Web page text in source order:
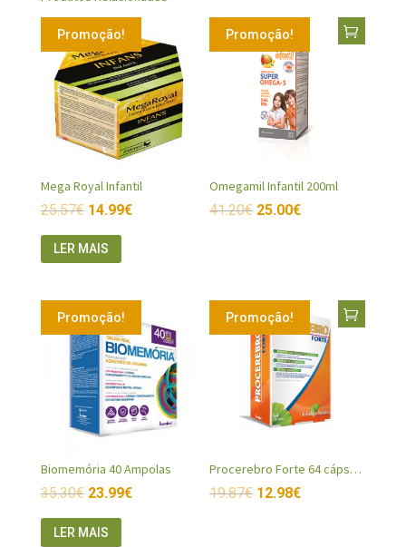
Promoção!
Mega Royal Infantil
25.57€ 14.99€
LER MAIS
Promoção!
Omegamil Infantil 200ml
41.20€ 25.00€
Promoção!
Biomemória 40 Ampolas
35.30€ 23.99€
LER MAIS
Promoção!
Procerebro Forte 64 cápsulas
19.87€ 12.98€